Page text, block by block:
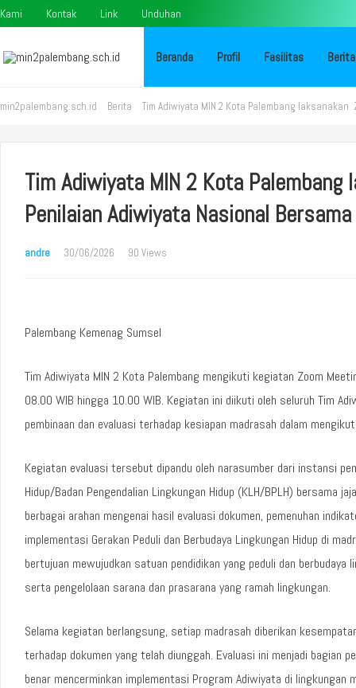
Kami Kontak Link Unduhan
Beranda Profil Fasilitas Berita
min2palembang.sch.id Berita Tim Adiwiyata MIN 2 Kota Palembang
Tim Adiwiyata MIN 2 Kota
Penilaian Adiwiyata Nasional
andre 30/06/2026 90 Views
Palembang Kemenag Sumsel
Tim Adiwiyata MIN 2 Kota Palembang mengikuti kegiatan Zoom
08.00 WIB hingga 10.00 WIB. Kegiatan ini diikuti oleh seluruh Tim
pembinaan dan evaluasi terhadap kesiapan madrasah dalam
Kegiatan evaluasi tersebut dipandu oleh narasumber dari instansi
Hidup/Badan Pengendalian Lingkungan Hidup (KLH/BPLH) bersama
berbagai arahan mengenai hasil evaluasi dokumen, pemenuhan
implementasi Gerakan Peduli dan Berbudaya Lingkungan Hidup di
bertujuan mewujudkan satuan pendidikan yang peduli dan
serta pengelolaan sarana dan prasarana yang ramah lingkungan.
Selama kegiatan berlangsung, setiap madrasah diberikan
terhadap dokumen yang telah diunggah. Evaluasi ini menjadi bagian
benar mencerminkan implementasi Program Adiwiyata di